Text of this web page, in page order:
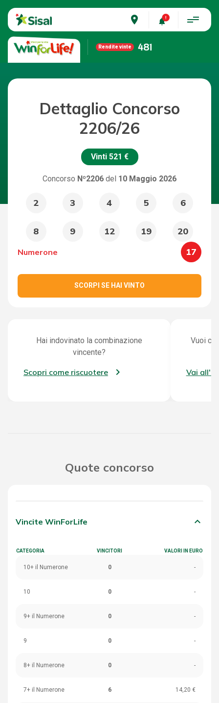
place
Rendite vinte 481
Dettaglio Concorso
2206/26
Vinti 521 €
Concorso Nº2206 del 10 Maggio 2026
2 3 4 5 6
8 9 12 19 20
Numerone 17
SCORPI SE HAI VINTO
Hai indovinato la combinazione
vincente?
Scopri come riscuotere
Vuoi
Vai
Quote concorso
Vincite WinForLife keyboard_arrow_down
CATEGORIA VINCITORI VALORI IN EURO
10+ il Numerone 0 -
10 0 -
9+ il Numerone 0 -
9 0 -
8+ il Numerone 0 -
7+ il Numerone 6 14,20 €